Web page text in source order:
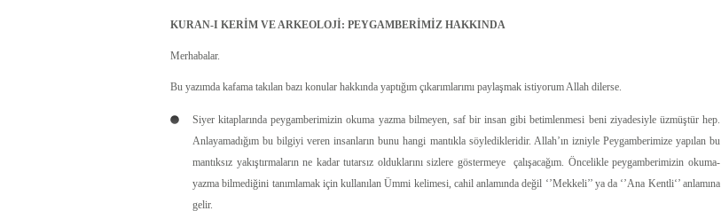
KURAN-I KERİM VE ARKEOLOJİ: PEYGAMBERİMİZ HAKKINDA
Merhabalar.
Bu yazımda kafama takılan bazı konular hakkında yaptığım çıkarımlarımı paylaşmak istiyorum Allah dilerse.
Siyer kitaplarında peygamberimizin okuma yazma bilmeyen, saf bir insan gibi betimlenmesi beni ziyadesiyle üzmüştür hep.
Anlayamadığım bu bilgiyi veren insanların bunu hangi mantıkla söyledikleridir. Allah’ın izniyle Peygamberimize yapılan bu
mantıksız yakıştırmaların ne kadar tutarsız olduklarını sizlere göstermeye çalışacağım. Öncelikle peygamberimizin okuma-
yazma bilmediğini tanımlamak için kullanılan Ümmi kelimesi, cahil anlamında değil ‘’Mekkeli’’ ya da ‘’Ana Kentli‘’ anlamına
gelir.